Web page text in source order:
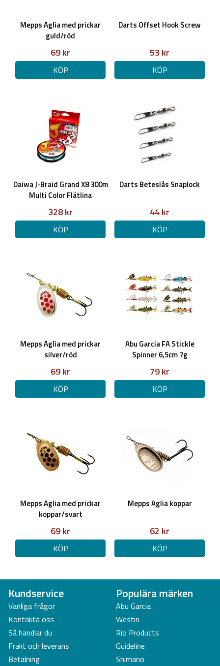
Mepps Aglia med prickar
guld/röd
69 kr
KÖP
Darts Offset Hook Screw
53 kr
KÖP
Daiwa J-Braid Grand X8 300m
Multi Color Flätlina
328 kr
KÖP
Darts Beteslås Snaplock
44 kr
KÖP
Mepps Aglia med prickar
silver/röd
69 kr
KÖP
Abu Garcia FA Stickle
Spinner 6,5cm 7g
79 kr
KÖP
Mepps Aglia med prickar
koppar/svart
69 kr
KÖP
Mepps Aglia koppar
62 kr
KÖP
Kundservice
Vanliga frågor
Kontakta oss
Så handlar du
Frakt och leverans
Betalning
Populära märken
Abu Garcia
Westin
Rio Products
Guideline
Shimano